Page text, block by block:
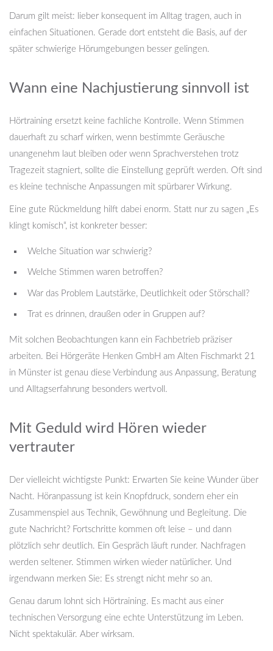
Darum gilt meist: lieber konsequent im Alltag tragen, auch in
einfachen Situationen. Gerade dort entsteht die Basis, auf der
später schwierige Hörumgebungen besser gelingen.
Wann eine Nachjustierung sinnvoll ist
Hörtraining ersetzt keine fachliche Kontrolle. Wenn Stimmen
dauerhaft zu scharf wirken, wenn bestimmte Geräusche
unangenehm laut bleiben oder wenn Sprachverstehen trotz
Tragezeit stagniert, sollte die Einstellung geprüft werden. Oft sind
es kleine technische Anpassungen mit spürbarer Wirkung.
Eine gute Rückmeldung hilft dabei enorm. Statt nur zu sagen „Es
klingt komisch“, ist konkreter besser:
Welche Situation war schwierig?
Welche Stimmen waren betroffen?
War das Problem Lautstärke, Deutlichkeit oder Störschall?
Trat es drinnen, draußen oder in Gruppen auf?
Mit solchen Beobachtungen kann ein Fachbetrieb präziser
arbeiten. Bei Hörgeräte Henken GmbH am Alten Fischmarkt 21
in Münster ist genau diese Verbindung aus Anpassung, Beratung
und Alltagserfahrung besonders wertvoll.
Mit Geduld wird Hören wieder
vertrauter
Der vielleicht wichtigste Punkt: Erwarten Sie keine Wunder über
Nacht. Höranpassung ist kein Knopfdruck, sondern eher ein
Zusammenspiel aus Technik, Gewöhnung und Begleitung. Die
gute Nachricht? Fortschritte kommen oft leise – und dann
plötzlich sehr deutlich. Ein Gespräch läuft runder. Nachfragen
werden seltener. Stimmen wirken wieder natürlicher. Und
irgendwann merken Sie: Es strengt nicht mehr so an.
Genau darum lohnt sich Hörtraining. Es macht aus einer
technischen Versorgung eine echte Unterstützung im Leben.
Nicht spektakulär. Aber wirksam.